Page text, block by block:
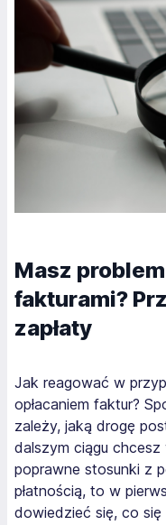
Masz
fakturami?
zapłaty
Jak reagować w
opłacaniem faktur?
zależy, jaką drogę
dalszym ciągu
poprawne stosunki z
płatnością, to w
dowiedzieć się, co się